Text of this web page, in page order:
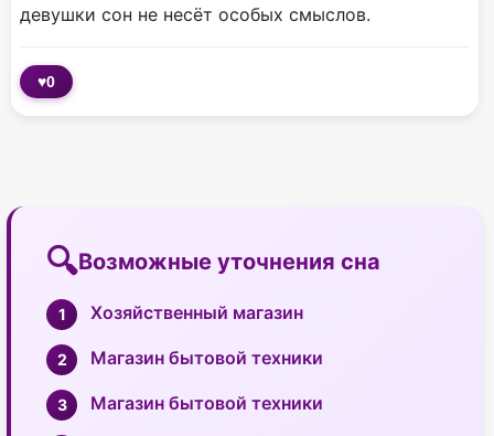
девушки сон не несёт особых смыслов.
♥0
Возможные уточнения сна
Хозяйственный магазин
Магазин бытовой техники
Магазин бытовой техники